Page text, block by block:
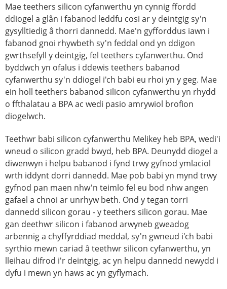
Mae teethers silicon cyfanwerthu yn cynnig ffordd
ddiogel a glân i fabanod leddfu cosi ar y deintgig sy'n
gysylltiedig â thorri dannedd. Mae'n gyfforddus iawn i
fabanod gnoi rhywbeth sy'n feddal ond yn ddigon
gwrthsefyll y deintgig, fel teethers cyfanwerthu. Ond
byddwch yn ofalus i ddewis teethers babanod
cyfanwerthu sy'n ddiogel i'ch babi eu rhoi yn y geg. Mae
ein holl teethers babanod silicon cyfanwerthu yn rhydd
o ffthalatau a BPA ac wedi pasio amrywiol brofion
diogelwch.
Teethwr babi silicon cyfanwerthu Melikey heb BPA, wedi'i
wneud o silicon gradd bwyd, heb BPA. Deunydd diogel a
diwenwyn i helpu babanod i fynd trwy gyfnod ymlaciol
wrth iddynt dorri dannedd. Mae pob babi yn mynd trwy
gyfnod pan maen nhw'n teimlo fel eu bod nhw angen
gafael a chnoi ar unrhyw beth. Ond y tegan torri
dannedd silicon gorau - y teethers silicon gorau. Mae
gan deethwr silicon i fabanod arwyneb gweadog
arbennig a chyffyrddiad meddal, sy'n gwneud i'ch babi
syrthio mewn cariad â teethwr silicon cyfanwerthu, yn
lleihau difrod i'r deintgig, ac yn helpu dannedd newydd i
dyfu i mewn yn haws ac yn gyflymach.